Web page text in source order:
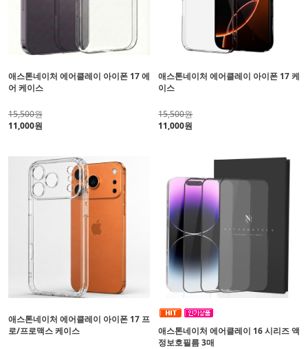
애스톤네이처 에어클레이 아이폰 17 에
어 케이스
15,500원
11,000원
애스톤네이처 에어클레이 아이폰 17 케
이스
15,500원
11,000원
애스톤네이처 에어클레이 아이폰 17 프
로/프로맥스 케이스
애스톤네이처 에어클레이 16 시리즈 액
정보호필름 3매